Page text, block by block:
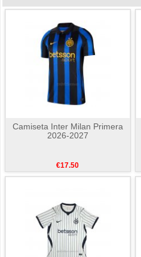
Camiseta Inter Milan Primera
2026-2027
€17.50